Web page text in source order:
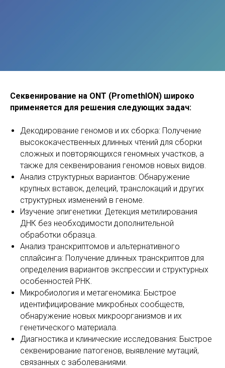
Секвенирование на ONT (PromethION) широко
применяется для решения следующих задач:
Декодирование геномов и их сборка: Получение
высококачественных длинных чтений для сборки
сложных и повторяющихся геномных участков, а
также для секвенирования геномов новых видов.
Анализ структурных вариантов: Обнаружение
крупных вставок, делеций, транслокаций и других
структурных изменений в геноме.
Изучение эпигенетики: Детекция метилирования
ДНК без необходимости дополнительной
обработки образца.
Анализ транскриптомов и альтернативного
сплайсинга: Получение длинных транскриптов для
определения вариантов экспрессии и структурных
особенностей РНК.
Микробиология и метагеномика: Быстрое
идентифицирование микробных сообществ,
обнаружение новых микроорганизмов и их
генетического материала.
Диагностика и клинические исследования: Быстрое
секвенирование патогенов, выявление мутаций,
связанных с заболеваниями.